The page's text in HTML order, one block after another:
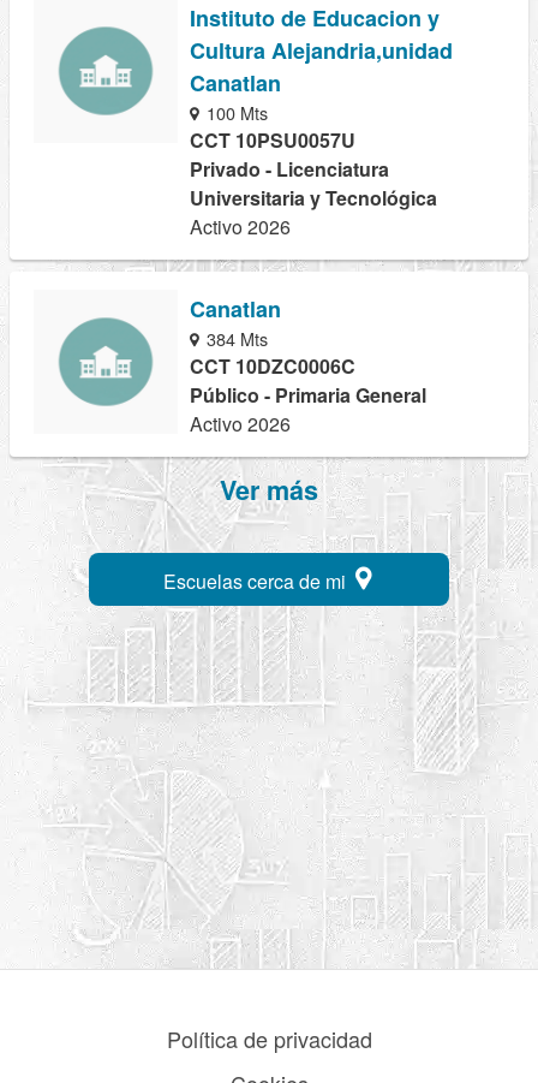
Instituto de Educacion y
Cultura Alejandria,unidad
Canatlan
100 Mts
CCT 10PSU0057U
Privado - Licenciatura
Universitaria y Tecnológica
Activo 2026
Canatlan
384 Mts
CCT 10DZC0006C
Público - Primaria General
Activo 2026
Ver más
Escuelas cerca de mi
Política de privacidad